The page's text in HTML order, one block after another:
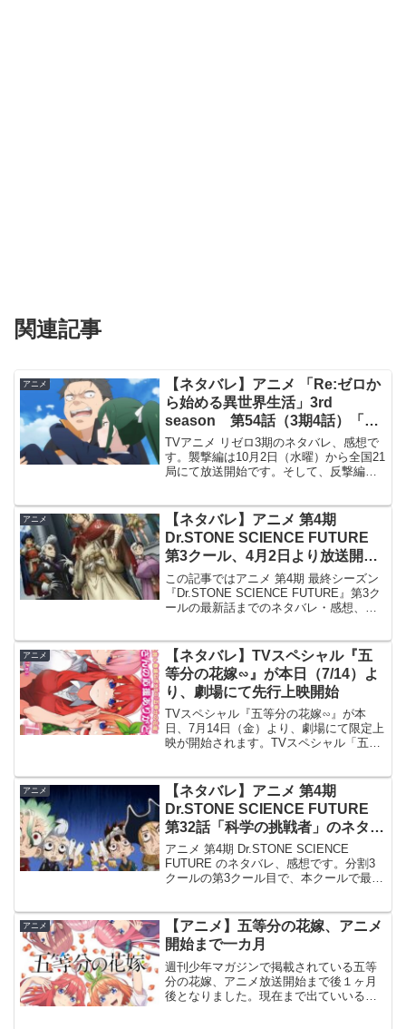
関連記事
アニメ
【ネタバレ】アニメ 「Re:ゼロか
ら始める異世界生活」3rd
season 第54話（3期4話）「都
市庁舎奪還作戦」のネタバレ、感
想
TVアニメ リゼロ3期のネタバレ、感想で
す。襲撃編は10月2日（水曜）から全国21
局にて放送開始です。そして、反撃編は
アニメストア、ABEMA 等のネット配信
でも...
アニメ
【ネタバレ】アニメ 第4期
Dr.STONE SCIENCE FUTURE
第3クール、4月2日より放送開
始、単行本あらすじも紹介
この記事ではアニメ 第4期 最終シーズン
『Dr.STONE SCIENCE FUTURE』第3ク
ールの最新話までのネタバレ・感想、さ
第25～37話 のネタバレ、感想ア...
アニメ
【ネタバレ】TVスペシャル『五
等分の花嫁∽』が本日（7/14）よ
り、劇場にて先行上映開始
TVスペシャル『五等分の花嫁∽』が本
日、7月14日（金）より、劇場にて限定上
映が開始されます。TVスペシャル「五等
が、いよいよ本日から公開されます。既
に公開されている...
アニメ
【ネタバレ】アニメ 第4期
Dr.STONE SCIENCE FUTURE
第32話「科学の挑戦者」のネタバ
レ、感想
アニメ 第4期 Dr.STONE SCIENCE
FUTURE のネタバレ、感想です。分割3
クールの第3クール目で、本クールで最終
視聴出来ます。前回の記事はこちら...
アニメ
【アニメ】五等分の花嫁、アニメ
開始まで一カ月
週刊少年マガジンで掲載されている五等
分の花嫁、アニメ放送開始まで後１ヶ月
後となりました。現在まで出ていいる情